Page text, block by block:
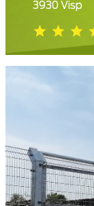
3930 Visp